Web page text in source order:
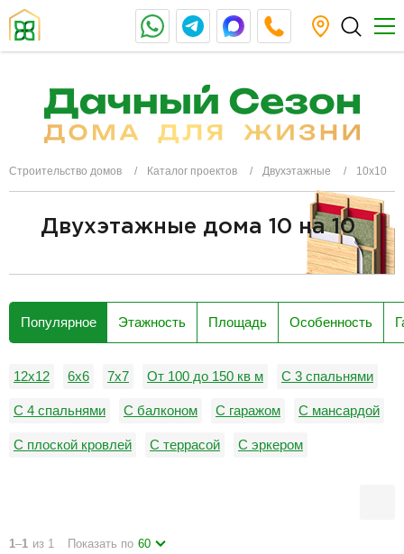
Строительство домов Каталог проектов Двухэтажные 10х10
Двухэтажные дома 10 на 10
Популярное Этажность Площадь Особенность
12х12 6х6 7х7 От 100 до 150 кв м С 3 спальнями
С 4 спальнями С балконом С гаражом С мансардой
С плоской кровлей С террасой С эркером
1–1 из 1 Показать по 60